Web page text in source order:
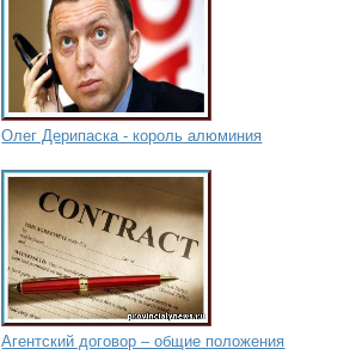
Олег Дерипаска - король алюминия
Агентский договор – общие положения